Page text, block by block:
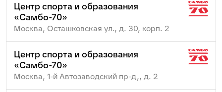
Центр спорта и образования
«Самбо-70»
Москва, Осташковская ул., д. 30, корп. 2
Центр спорта и образования
«Самбо-70»
Москва, 1-й Автозаводский пр-д,, д. 2